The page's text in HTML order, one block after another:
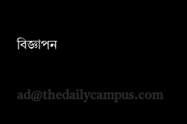
বিজ্ঞাপন
ad@thedailycampus.com